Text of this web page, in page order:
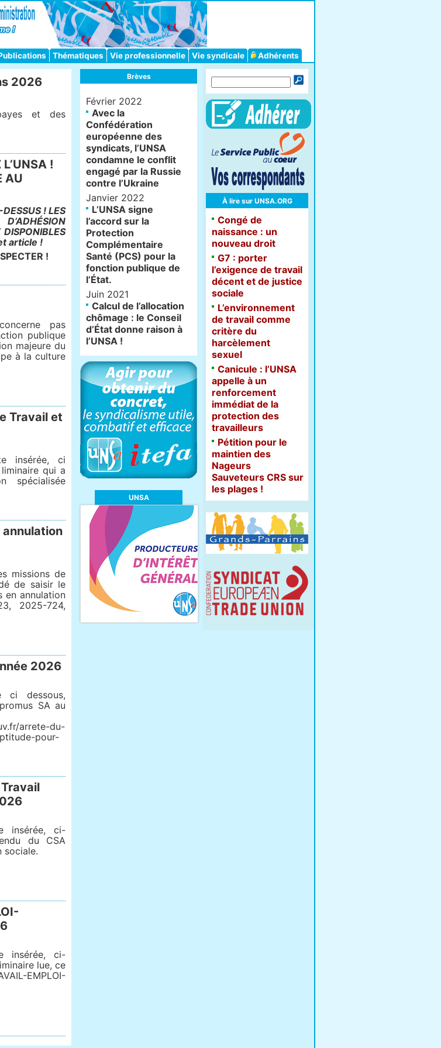
Thématiques Vie professionnelle Vie syndicale Adhérents
2026
et des
!
AU
! LES
article !
!
pas
publique
majeure du
à la culture
Travail et
insérée, ci
qui a
annulation
missions de
de saisir le
en annulation
2025-724,
2026
ci dessous,
SA au
arrete-du-
pour-
insérée, ci-
du CSA
sociale.
insérée, ci-
lue, ce
EMPLOI-
Brèves
Février 2022
Avec la
Confédération
européenne des
syndicats, l’UNSA
condamne le conflit
engagé par la Russie
contre l’Ukraine
Janvier 2022
L’UNSA signe
l’accord sur la
Protection
Complémentaire
Santé (PCS) pour la
fonction publique de
l’État.
Juin 2021
Calcul de l’allocation
chômage : le Conseil
d’État donne raison à
l’UNSA !
UNSA
À lire sur UNSA.ORG
Congé de
naissance : un
nouveau droit
G7 : porter
l’exigence de travail
décent et de justice
sociale
L’environnement
de travail comme
critère du
harcèlement
sexuel
Canicule : l’UNSA
appelle à un
renforcement
immédiat de la
protection des
travailleurs
Pétition pour le
maintien des
Nageurs
Sauveteurs CRS sur
les plages !